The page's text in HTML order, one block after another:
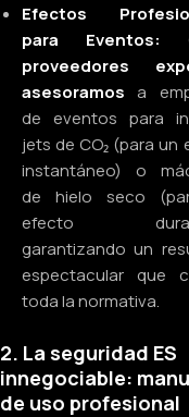
Efectos
para Eventos:
proveedores
asesoramos a
de eventos para
jets de CO₂ (para un
instantáneo) o
de hielo seco
efecto
garantizando un
espectacular que
toda la normativa.
2. La seguridad ES
innegociable:
de uso profesional